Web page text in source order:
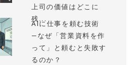
上司の価値はどこに
残...
AIに仕事を頼む技術
—なぜ「営業資料を作
って」と頼むと失敗す
るのか？